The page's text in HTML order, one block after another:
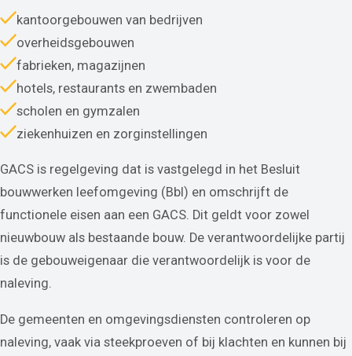
kantoorgebouwen van bedrijven
overheidsgebouwen
fabrieken, magazijnen
hotels, restaurants en zwembaden
scholen en gymzalen
ziekenhuizen en zorginstellingen
GACS is regelgeving dat is vastgelegd in het Besluit
bouwwerken leefomgeving (Bbl) en omschrijft de
functionele eisen aan een GACS. Dit geldt voor zowel
nieuwbouw als bestaande bouw. De verantwoordelijke partij
is de gebouweigenaar die verantwoordelijk is voor de
naleving.
De gemeenten en omgevingsdiensten controleren op
naleving, vaak via steekproeven of bij klachten en kunnen bij